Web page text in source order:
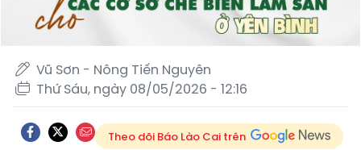
Vũ Sơn - Nông Tiến Nguyên
Thứ Sáu, ngày 08/05/2026 - 12:16
Theo dõi Báo Lào Cai trên